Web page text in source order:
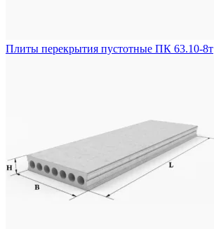
Плиты перекрытия пустотные ПК 63.10-8т